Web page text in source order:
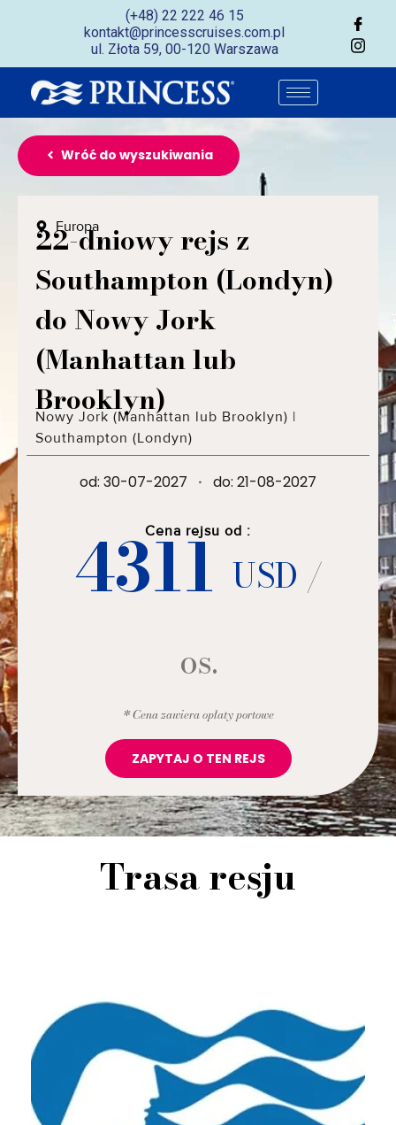
(+48) 22 222 46 15
kontakt@princesscruises.com.pl
ul. Złota 59, 00-120 Warszawa
Wróć do wyszukiwania
Europa
22-dniowy rejs z
Southampton (Londyn)
do Nowy Jork
(Manhattan lub
Brooklyn)
Nowy Jork (Manhattan lub Brooklyn) |
Southampton (Londyn)
od: 30-07-2027 · do: 21-08-2027
Cena rejsu od :
4311USD /
os.
* Cena zawiera opłaty portowe
ZAPYTAJ O TEN REJS
Trasa resju